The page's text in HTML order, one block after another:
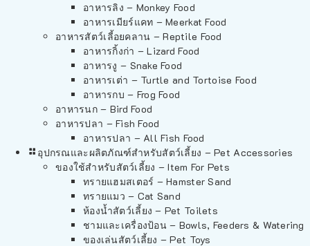
อาหารลิง – Monkey Food
อาหารเมียร์แคท – Meerkat Food
อาหารสัตว์เลี้อยคลาน – Reptile Food
อาหารกิ้งก่า – Lizard Food
อาหารงู – Snake Food
อาหารเต่า – Turtle and Tortoise Food
อาหารกบ – Frog Food
อาหารนก – Bird Food
อาหารปลา – Fish Food
อาหารปลา – All Fish Food
อุปกรณและผลิตภัณฑ์สำหรับสัตว์เลี้ยง – Pet Accessories
ของใช้สำหรับสัตว์เลี้ยง – Item For Pets
ทรายแฮมสเตอร์ – Hamster Sand
ทรายแมว – Cat Sand
ห้องน้ำสัตว์เลี้ยง – Pet Toilets
ชามและเครื่องป้อน – Bowls, Feeders & Watering
ของเล่นสัตว์เลี้ยง – Pet Toys